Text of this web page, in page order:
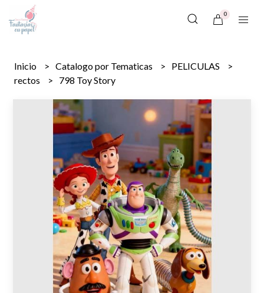
0
Inicio Catalogo por Tematicas
PELICULAS
rectos
798 Toy Story